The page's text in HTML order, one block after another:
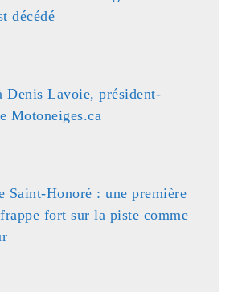
décédé
Denis Lavoie, président-
Motoneiges.ca
Saint-Honoré : une première
fort sur la piste comme